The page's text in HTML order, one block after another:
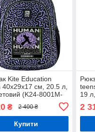
Kite Education
40х29х17 см, 20.5 л,
(K24-8001M-
₴ 2 400 ₴
Купити
19
2